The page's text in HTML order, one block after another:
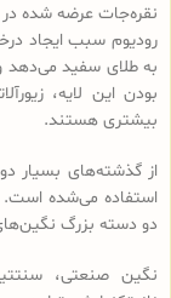
نقره‌جات عرضه شده
رودیوم سبب ایجاد
به طلای سفید می‌دهد
بودن این لایه،
بیشتری هستند.
از گذشته‌های بسیار
استفاده می‌شده است.
دو دسته بزرگ
نگین صنعتی،